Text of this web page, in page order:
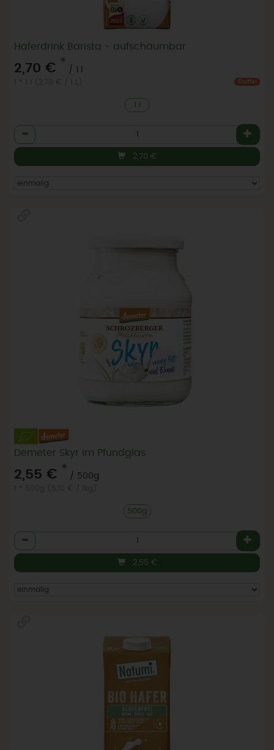
Haferdrink Barista - aufschäumbar
2,70 € *
/ 1 l
Staffel
1 l
Anzahl
2,70 €
Demeter Skyr im Pfundglas
2,55 € *
/ 500g
500g
Anzahl
2,55 €